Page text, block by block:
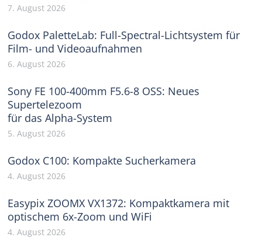
7. August 2026
Godox PaletteLab: Full-Spectral-Lichtsystem für
Film- und Videoaufnahmen
6. August 2026
Sony FE 100-400mm F5.6-8 OSS: Neues
Supertelezoom
für das Alpha-System
5. August 2026
Godox C100: Kompakte Sucherkamera
4. August 2026
Easypix ZOOMX VX1372: Kompaktkamera mit
optischem 6x-Zoom und WiFi
4. August 2026